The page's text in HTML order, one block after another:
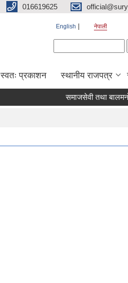
016619625
English नेपाली
स्वतः प्रकाशन स्थानीय राजपत्र
समाजसेवी तथा